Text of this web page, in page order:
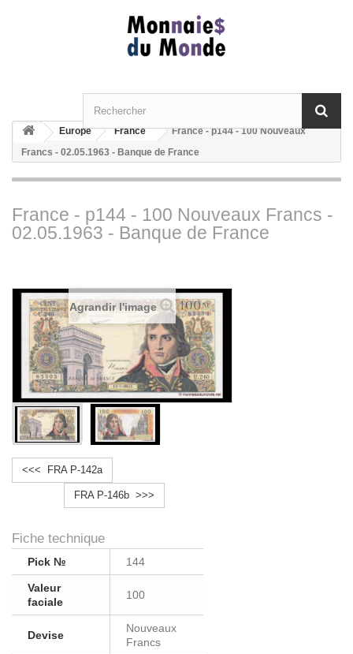
Europe France
France - p144 - 100 Nouveaux
Francs - 02.05.1963 - Banque de France
France - p144 - 100 Nouveaux Francs -
02.05.1963 - Banque de France
Agrandir l'image
<<< FRA P-142a
FRA P-146b >>>
Fiche technique
Pick № 144
Valeur
faciale
100
Devise
Nouveaux
Francs